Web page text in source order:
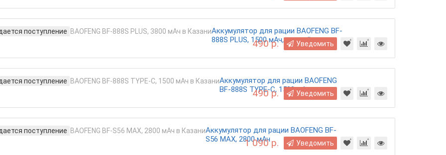
поступление
Аккумулятор для рации BAOFENG BF-
888S PLUS, 1500 мАч, черный
490 р. Уведомить
поступление
Аккумулятор для рации BAOFENG
BF-888S TYPE-C, 1500 мАч
490 р. Уведомить
поступление
Аккумулятор для рации BAOFENG BF-
S56 MAX, 2800 мАч
1 090 р. Уведомить